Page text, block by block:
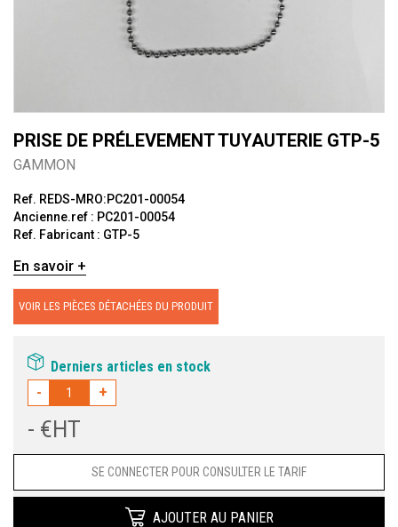
PRISE DE PRÉLEVEMENT TUYAUTERIE GTP-5
GAMMON
Ref. REDS-MRO:PC201-00054
Ancienne.ref : PC201-00054
Ref. Fabricant : GTP-5
En savoir +
VOIR LES PIÈCES DÉTACHÉES DU PRODUIT
Derniers articles en stock
-
+
Prix- €HT
SE CONNECTER POUR CONSULTER LE TARIF
AJOUTER AU PANIER